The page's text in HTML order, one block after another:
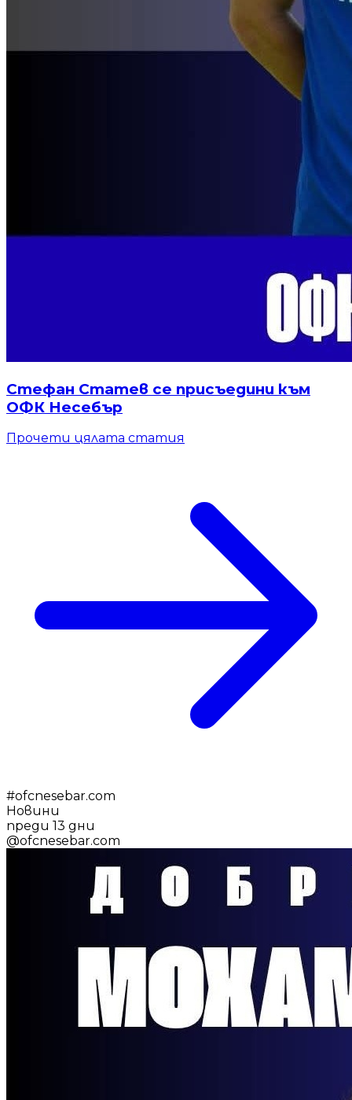
Стефан Статев се присъедини към
ОФК Несебър
Прочети цялата статия
#ofcnesebar.com
Новини
преди 13 дни
@ofcnesebar.com